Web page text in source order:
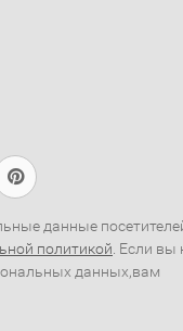
данные
политикой . Если вы
данных,вам